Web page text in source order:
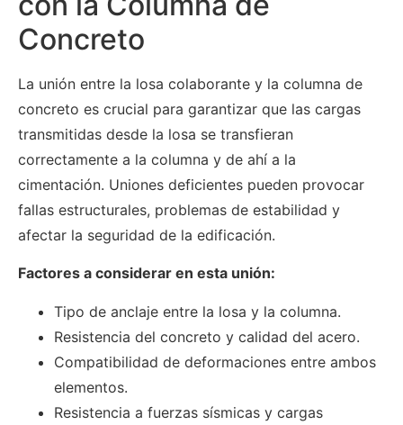
Concreto
La unión entre la losa colaborante y la columna de
concreto es crucial para garantizar que las cargas
transmitidas desde la losa se transfieran
correctamente a la columna y de ahí a la
cimentación. Uniones deficientes pueden provocar
fallas estructurales, problemas de estabilidad y
afectar la seguridad de la edificación.
Factores a considerar en esta unión:
Tipo de anclaje entre la losa y la columna.
Resistencia del concreto y calidad del acero.
Compatibilidad de deformaciones entre ambos
elementos.
Resistencia a fuerzas sísmicas y cargas